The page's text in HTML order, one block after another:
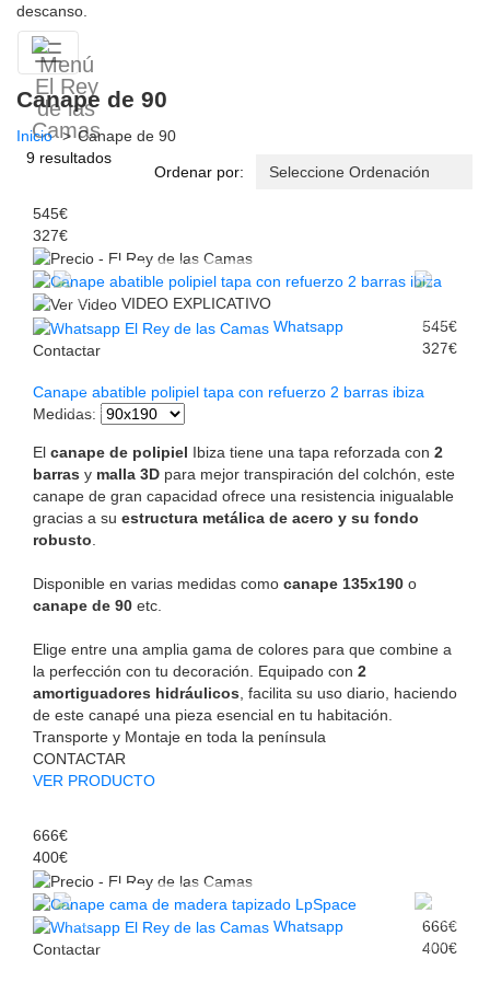
descanso.
Canape de 90
Inicio
Canape de 90
9 resultados
Ordenar por:
545€
327€
VIDEO EXPLICATIVO
Whatsapp
Contactar
545€
327€
Canape abatible polipiel tapa con refuerzo 2 barras ibiza
Medidas:
El canape de polipiel Ibiza tiene una tapa reforzada con 2
barras y malla 3D para mejor transpiración del colchón, este
canape de gran capacidad ofrece una resistencia inigualable
gracias a su estructura metálica de acero y su fondo
robusto.
Disponible en varias medidas como canape 135x190 o
canape de 90 etc.
Elige entre una amplia gama de colores para que combine a
la perfección con tu decoración. Equipado con 2
amortiguadores hidráulicos, facilita su uso diario, haciendo
de este canapé una pieza esencial en tu habitación.
Transporte y Montaje en toda la península
CONTACTAR
VER PRODUCTO
666€
400€
Whatsapp
Contactar
666€
400€